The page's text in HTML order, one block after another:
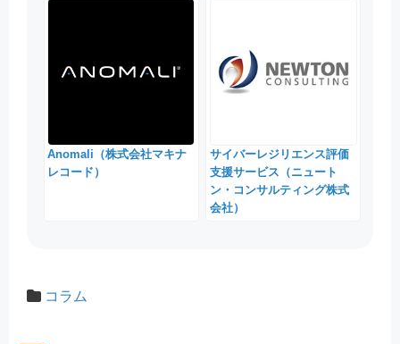
Anomali（株式会社マキナ
レコード）
サイバーレジリエンス評価
支援サービス（ニュート
ン・コンサルティング株式
会社）
コラム